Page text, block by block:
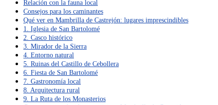
Relación con la fauna local
Consejos para los caminantes
Qué ver en Mambrilla de Castrejón: lugares imprescindibles
1. Iglesia de San Bartolomé
2. Casco histórico
3. Mirador de la Sierra
4. Entorno natural
5. Ruinas del Castillo de Cebollera
6. Fiesta de San Bartolomé
7. Gastronomía local
8. Arquitectura rural
9. La Ruta de los Monasterios